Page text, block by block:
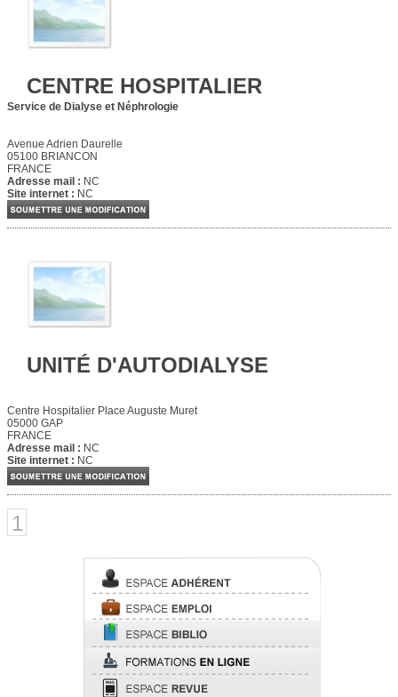
CENTRE HOSPITALIER
Service de Dialyse et Néphrologie
Avenue Adrien Daurelle
05100 BRIANCON
FRANCE
Adresse mail : NC
Site internet : NC
UNITÉ D'AUTODIALYSE
Centre Hospitalier Place Auguste Muret
05000 GAP
FRANCE
Adresse mail : NC
Site internet : NC
1